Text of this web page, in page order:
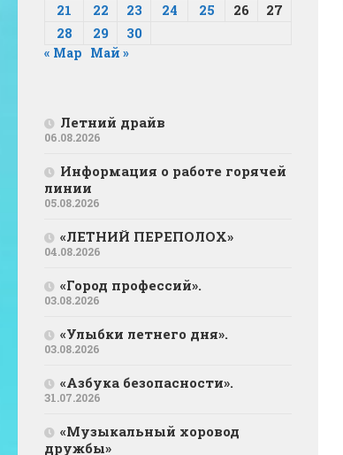
21
22 23 24 25 26
27
28
29 30
« Мар Май »
Летний драйв
06.08.2026
Информация о работе горячей
линии
05.08.2026
«ЛЕТНИЙ ПЕРЕПОЛОХ»
04.08.2026
«Город профессий».
03.08.2026
«Улыбки летнего дня».
03.08.2026
«Азбука безопасности».
31.07.2026
«Музыкальный хоровод
дружбы»